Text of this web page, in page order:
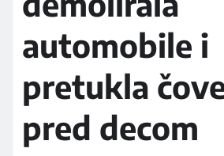
automobile i
pretukla
pred decom